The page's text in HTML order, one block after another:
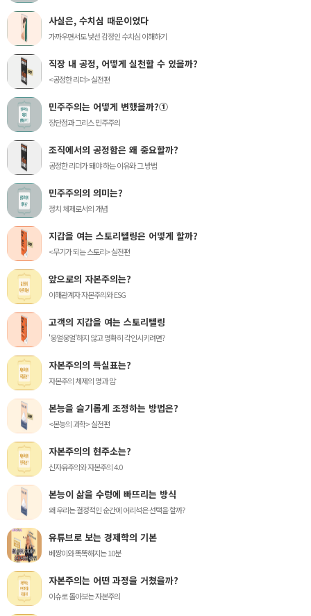
사실은, 수치심 때문이었다
가까우면서도 낯선 감정인 수치심 이해하기
직장 내 공정, 어떻게 실천할 수 있을까?
<공정한 리더> 실전편
민주주의는 어떻게 변했을까?①
장단점과 그리스 민주주의
조직에서의 공정함은 왜 중요할까?
공정한 리더가 돼야 하는 이유와 그 방법
민주주의의 의미는?
정치 체제로서의 개념
지갑을 여는 스토리텔링은 어떻게 할까?
<무기가 되는 스토리> 실전편
앞으로의 자본주의는?
이해관계자 자본주의와 ESG
고객의 지갑을 여는 스토리텔링
'웅얼웅얼'하지 않고 명확히 각인시키려면?
자본주의의 득실표는?
자본주의 체제의 명과 암
본능을 슬기롭게 조정하는 방법은?
<본능의 과학> 실전편
자본주의의 현주소는?
신자유주의와 자본주의 4.0
본능이 삶을 수렁에 빠뜨리는 방식
왜 우리는 결정적인 순간에 어리석은 선택을 할까?
유튜브로 보는 경제학의 기본
베짱이와 똑똑해지는 10분
자본주의는 어떤 과정을 거쳤을까?
이슈로 돌아보는 자본주의